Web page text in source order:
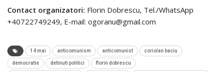
Contact organizatori: Florin Dobrescu, Tel./WhatsApp
+40722749249, E-mail: ogoranu@gmail.com
14 mai anticomunism anticomunist coriolan baciu
democratie detinuti politici florin dobrescu